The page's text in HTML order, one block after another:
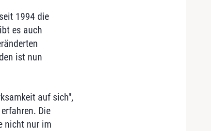
1994 die
es auch
ist nun
auf sich",
Die
nicht nur im